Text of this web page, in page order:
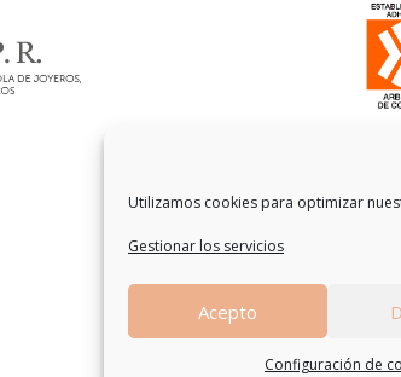
Utilizamos cookies para optimizar
Gestionar los servicios
Acepto
Configuración de